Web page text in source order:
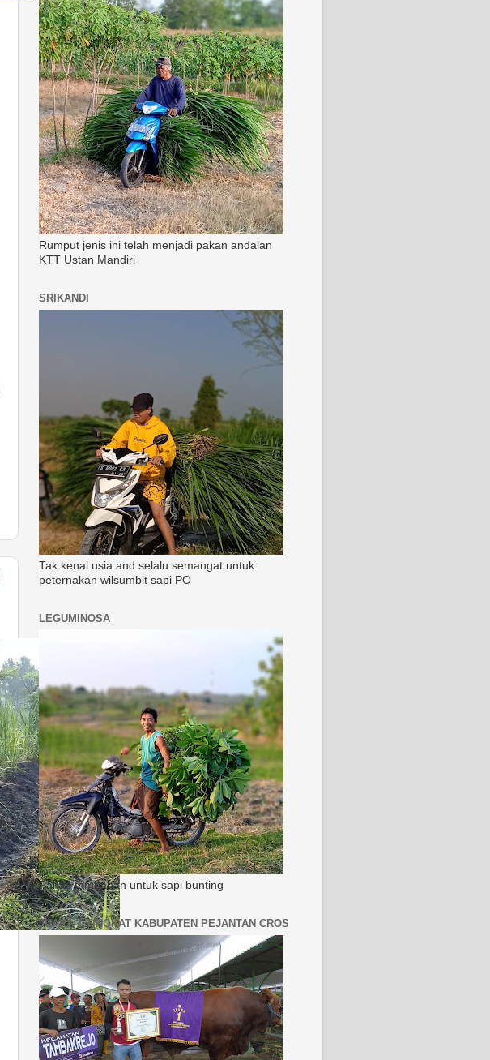
Rumput jenis ini telah menjadi pakan andalan
KTT Ustan Mandiri
SRIKANDI
Tak kenal usia and selalu semangat untuk
peternakan wilsumbit sapi PO
LEGUMINOSA
Pakan tambahan untuk sapi bunting
JUARA 1 TINGKAT KABUPATEN PEJANTAN CROS